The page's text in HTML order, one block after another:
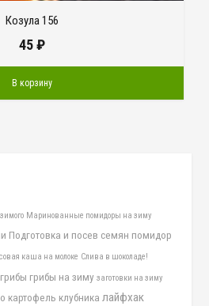
Козула 156
45₽
В корзину
Маринованные помидоры на зиму
Подготовка и посев семян помидор
каша на молоке Слива в шоколаде!
грибы грибы на зиму заготовки на зиму
картофель клубника лайфхак